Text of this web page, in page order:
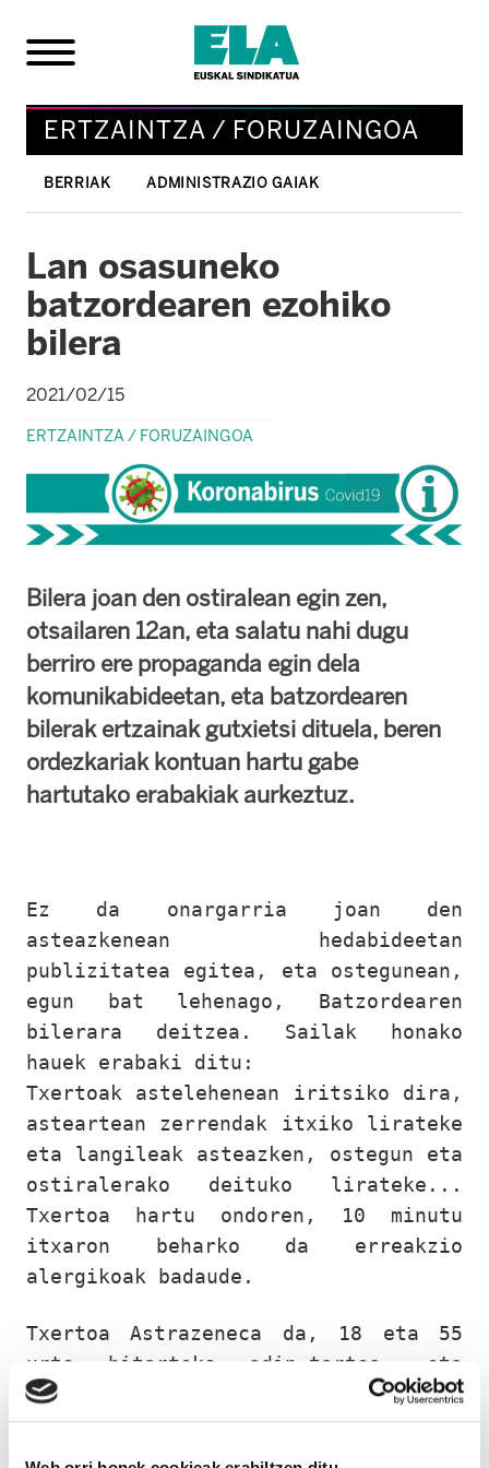
ERTZAINTZA / FORUZAINGOA
BERRIAK ADMINISTRAZIO GAIAK
Lan osasuneko
batzordearen ezohiko
bilera
2021/02/15
ERTZAINTZA / FORUZAINGOA
Bilera joan den ostiralean egin zen,
otsailaren 12an, eta salatu nahi dugu
berriro ere propaganda egin dela
komunikabideetan, eta batzordearen
bilerak ertzainak gutxietsi dituela, beren
ordezkariak kontuan hartu gabe
hartutako erabakiak aurkeztuz.
Ez da onargarria joan den
asteazkenean hedabideetan
publizitatea egitea, eta ostegunean,
egun bat lehenago, Batzordearen
bilerara deitzea. Sailak honako
hauek erabaki ditu:
Txertoak astelehenean iritsiko dira,
asteartean zerrendak itxiko lirateke
eta langileak asteazken, ostegun eta
ostiralerako deituko lirateke...
Txertoa hartu ondoren, 10 minutu
itxaron beharko da erreakzio
alergikoak badaude.
Txertoa Astrazeneca da, 18 eta 55
urte bitarteko adin-tartea, eta
azken 6 hilabeteetan Covid
gaixotasuna igaro dutenek itxaron